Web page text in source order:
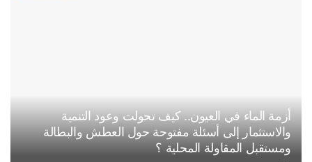
أزمة الماء في العيون.. كيف تحولت وعود التنمية
والاستثمار إلى أسئلة مفتوحة حول العطش والبطالة
ومستقبل المقاولة المحلية ؟